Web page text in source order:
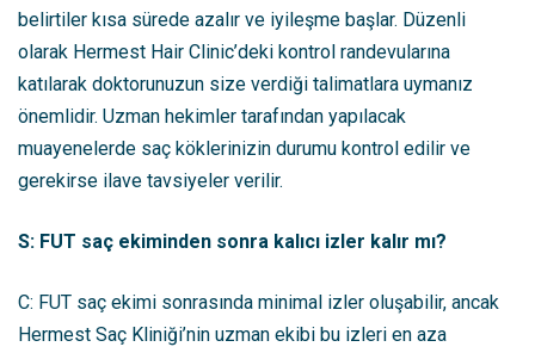
belirtiler kısa sürede azalır ve iyileşme başlar. Düzenli
olarak Hermest Hair Clinic’deki kontrol randevularına
katılarak doktorunuzun size verdiği talimatlara uymanız
önemlidir. Uzman hekimler tarafından yapılacak
muayenelerde saç köklerinizin durumu kontrol edilir ve
gerekirse ilave tavsiyeler verilir.
S: FUT saç ekiminden sonra kalıcı izler kalır mı?
C: FUT saç ekimi sonrasında minimal izler oluşabilir, ancak
Hermest Saç Kliniği’nin uzman ekibi bu izleri en aza